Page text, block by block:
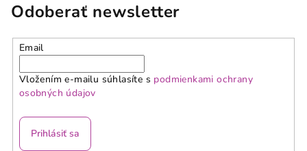
Odoberať newsletter
Email
Vložením e-mailu súhlasíte s podmienkami ochrany
osobných údajov
Prihlásiť sa